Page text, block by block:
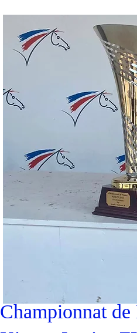
Championnat